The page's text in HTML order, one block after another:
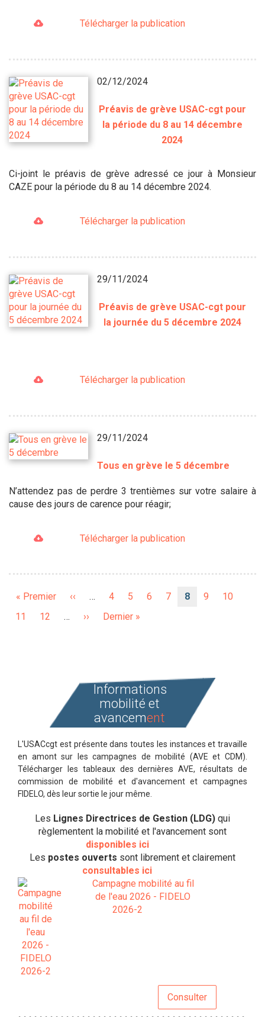
Télécharger la publication
02/12/2024
Préavis de grève USAC-cgt pour
la période du 8 au 14 décembre
2024
Ci-joint le préavis de grève adressé ce jour à Monsieur
CAZE pour la période du 8 au 14 décembre 2024.
Télécharger la publication
29/11/2024
Préavis de grève USAC-cgt pour
la journée du 5 décembre 2024
Télécharger la publication
29/11/2024
Tous en grève le 5 décembre
N’attendez pas de perdre 3 trentièmes sur votre salaire à
cause des jours de carence pour réagir;
Télécharger la publication
Première
« Premier
Page
‹‹ … Page
4 Page
5 Page
6 Page
7
Page
8 Page
9 Page
10
Page
11 Page
12 …
Page
››
Dernière
Dernier »
Informations
mobilité et
avancement
L'USACcgt est présente dans toutes les instances et travaille
en amont sur les campagnes de mobilité (AVE et CDM).
Télécharger les tableaux des dernières AVE, résultats de
commission de mobilité et d'avancement et campagnes
FIDELO, dès leur sortie le jour même.
Les Lignes Directrices de Gestion (LDG) qui
règlementent la mobilité et l'avancement sont
disponibles ici
Les postes ouverts sont librement et clairement
consultables ici
Campagne mobilité au fil
de l'eau 2026 - FIDELO
2026-2
Consulter